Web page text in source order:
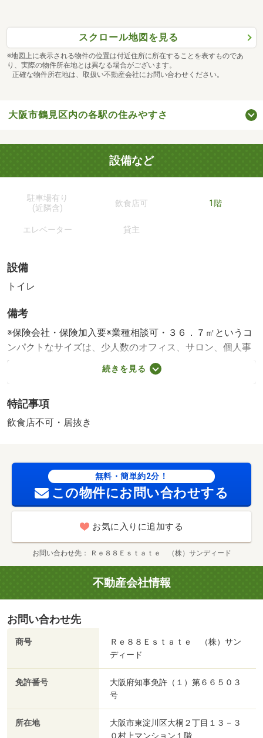
スクロール地図を見る
※地図上に表示される物件の位置は付近住所に所在することを表すものであ
り、実際の物件所在地とは異なる場合がございます。
正確な物件所在地は、取扱い不動産会社にお問い合わせください。
大阪市鶴見区内の各駅の住みやすさ
設備など
駐車場有り
(近隣含)
飲食店可 1階
エレベーター 貸主
設備
トイレ
備考
※保険会社・保険加入要※業種相談可・３６．７㎡というコ
ンパクトなサイズは、少人数のオフィス、サロン、個人事
業の店舗などなどいかがですか！（＾＾）！ 築年
続きを見る
特記事項
飲食店不可・居抜き
無料・簡単約2分！
この物件にお問い合わせする
お気に入りに追加する
お問い合わせ先 Ｒｅ８８Ｅｓｔａｔｅ （株）サンディード
不動産会社情報
お問い合わせ先
商号
Ｒｅ８８Ｅｓｔａｔｅ （株）サン
ディード
免許番号
大阪府知事免許（１）第６６５０３
号
所在地
大阪市東淀川区大桐２丁目１３－３
０村上マンション１階